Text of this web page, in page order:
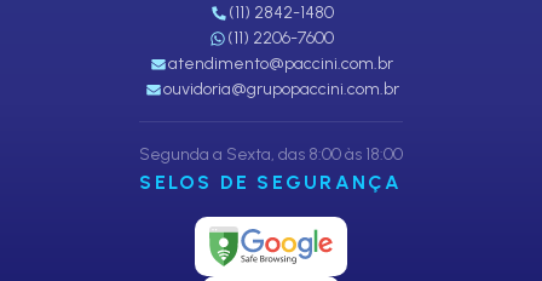
(11) 2842-1480
(11) 2206-7600
atendimento@paccini.com.br
ouvidoria@grupopaccini.com.br
Segunda a Sexta, das 8:00 às 18:00
SELOS DE SEGURANÇA